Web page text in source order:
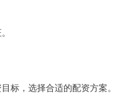
标，选择合适的配资方案。